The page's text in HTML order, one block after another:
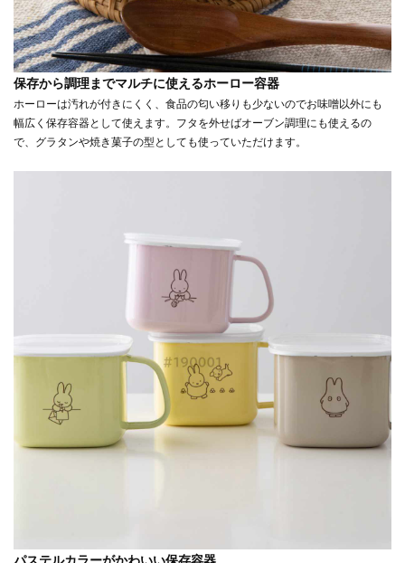
保存から調理までマルチに使えるホーロー容器
ホーローは汚れが付きにくく、食品の匂い移りも少ないのでお味噌以外にも
幅広く保存容器として使えます。フタを外せばオーブン調理にも使えるの
で、グラタンや焼き菓子の型としても使っていただけます。
パステルカラーがかわいい保存容器